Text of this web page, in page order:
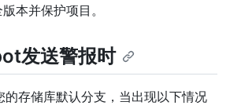
本并保护项目。
发送警报时
存储库默认分支，当出现以下情况